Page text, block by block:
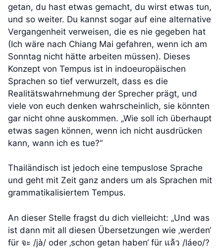
getan, du hast etwas gemacht, du wirst etwas tun,
und so weiter. Du kannst sogar auf eine alternative
Vergangenheit verweisen, die es nie gegeben hat
(Ich wäre nach Chiang Mai gefahren, wenn ich am
Sonntag nicht hätte arbeiten müssen). Dieses
Konzept von Tempus ist in indoeuropäischen
Sprachen so tief verwurzelt, dass es die
Realitätswahrnehmung der Sprecher prägt, und
viele von euch denken wahrscheinlich, sie könnten
gar nicht ohne auskommen. „Wie soll ich überhaupt
etwas sagen können, wenn ich nicht ausdrücken
kann, wann ich es tue?“
Thailändisch ist jedoch eine tempuslose Sprache
und geht mit Zeit ganz anders um als Sprachen mit
grammatikalisiertem Tempus.
An dieser Stelle fragst du dich vielleicht: „Und was
ist dann mit all diesen Übersetzungen wie ‚werden‘
für จะ /jà/ oder ‚schon getan haben‘ für แล้ว /láeo/?